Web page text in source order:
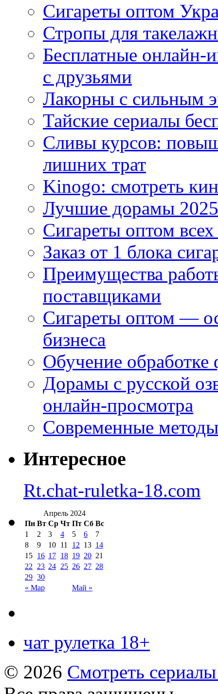
Сигареты оптом
Стропы для
Бесплатные
с друзьями
Лакорны с сильным
Тайские сериалы
Сливы курсов:
лишних трат
Kinogo: смотреть
Лучшие дорамы
Сигареты оптом
Заказ от 1 блока
Преимущества
поставщиками
Сигареты оптом —
бизнеса
Обучение
Дорамы с русской
онлайн-просмотра
Современные
Интересное
Rt.chat-ruletka-18.com
Апрель 2024
Пн Вт Ср Чт Пт Сб Вс
« Мар Май »
1 2 3 4 5 6
7
8
9 10 11 12 13 14
15 16 17 18 19 20 21
22
23 24 25 26 27 28
29 30
чат рулетка 18+
© 2026 Смотреть